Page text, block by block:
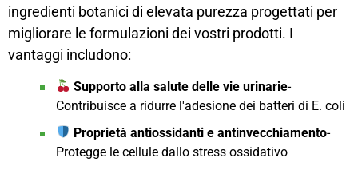
ingredienti botanici di elevata purezza progettati per
migliorare le formulazioni dei vostri prodotti. I
vantaggi includono:
Supporto alla salute delle vie urinarie-
Contribuisce a ridurre l'adesione dei batteri di E. coli
Proprietà antiossidanti e antinvecchiamento-
Protegge le cellule dallo stress ossidativo